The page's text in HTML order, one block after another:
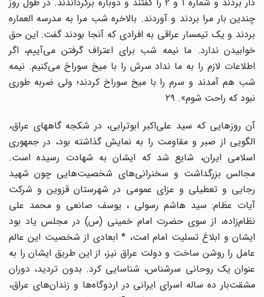
چندین بار مرا بردند و آوردند. بالاخره شب مرا به مدرسه العماره
بردند و یک تیمسار عراقی به افرادی که آنجا بودند گفت: این حق
خوابیدن ندارد. ما نیمه شب برای اعتراف گرفتن می‌آییم، اگر
اطلاعات لازم را به ما نداد سرش را با میخ سوراخ می‌کنیم. نیمه
شب هم آمدند و سرم را با میخ سوراخ کردند؛‌ ولی ضربه طوری
نبود که راحت شوم». ۲۹
آن روزهایی که سید علی‌اکبر ابوترابی، در شکجه گاههای عراق،
الگویی از صبر و مقاومت را به نمایش گذاشته بود، در جمهوری
اسلامی ایران، شایع شد که ایشان به شهادت رسیده است.
مجالس بزرگداشت و سخنرانی‌های شخصیت‌هایی چون شهید
رجایی و تعطیلی و عزای عمومی در شهرستان قزوین و شرکت
آیات عظام: سید هاشم رسولی ، یوسف صانعی و محمد علی
نظام‌زاده، از سوی حضرت امام خمینی (س) در مجلس یاد بود
ایشان و ابلاغ تسلیت امام امت، * ابعادی از شخصیت‌ این عالم
عامل را روشن ساخت و دولت عراق نیز، از این طریق ایشان را به
عنوان یک روحانی سرشناس، شناسایی کرد. بدون تردید، دوران
مشقت‌بار ده ساله اسرای ایرانی در اردوگاه‌ها و زندان‌های عراق،